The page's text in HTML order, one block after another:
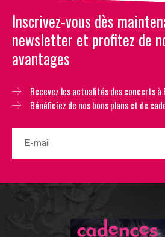
Inscrivez-vous dès
newsletter et profitez de
avantages
Recevez les actualités des concerts à
Bénéficiez de nos bons plans et de